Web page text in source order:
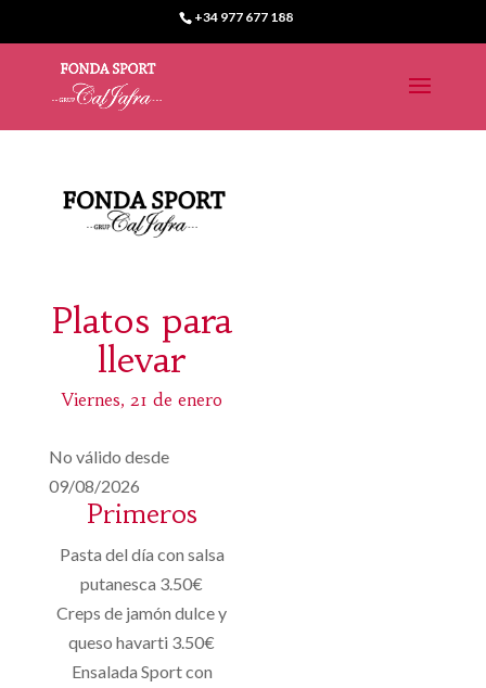
+34 977 677 188
Platos para
llevar
Viernes, 21 de enero
No válido desde
09/08/2026
Primeros
Pasta del día con salsa
putanesca 3.50€
Creps de jamón dulce y
queso havarti 3.50€
Ensalada Sport con